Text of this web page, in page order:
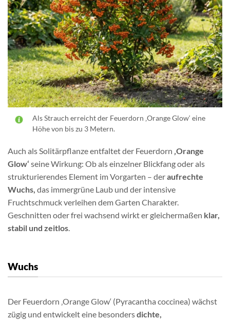
Als Strauch erreicht der Feuerdorn ‚Orange Glow‘ eine
Höhe von bis zu 3 Metern.
Auch als Solitärpflanze entfaltet der Feuerdorn ‚Orange
Glow‘ seine Wirkung: Ob als einzelner Blickfang oder als
strukturierendes Element im Vorgarten – deraufrechte
Wuchs, das immergrüne Laub und der intensive
Fruchtschmuck verleihen dem Garten Charakter.
Geschnitten oder frei wachsend wirkt er gleichermaßen klar,
stabil und zeitlos.
Wuchs
Der Feuerdorn ‚Orange Glow‘ (Pyracantha coccinea) wächst
zügig und entwickelt eine besondersdichte,